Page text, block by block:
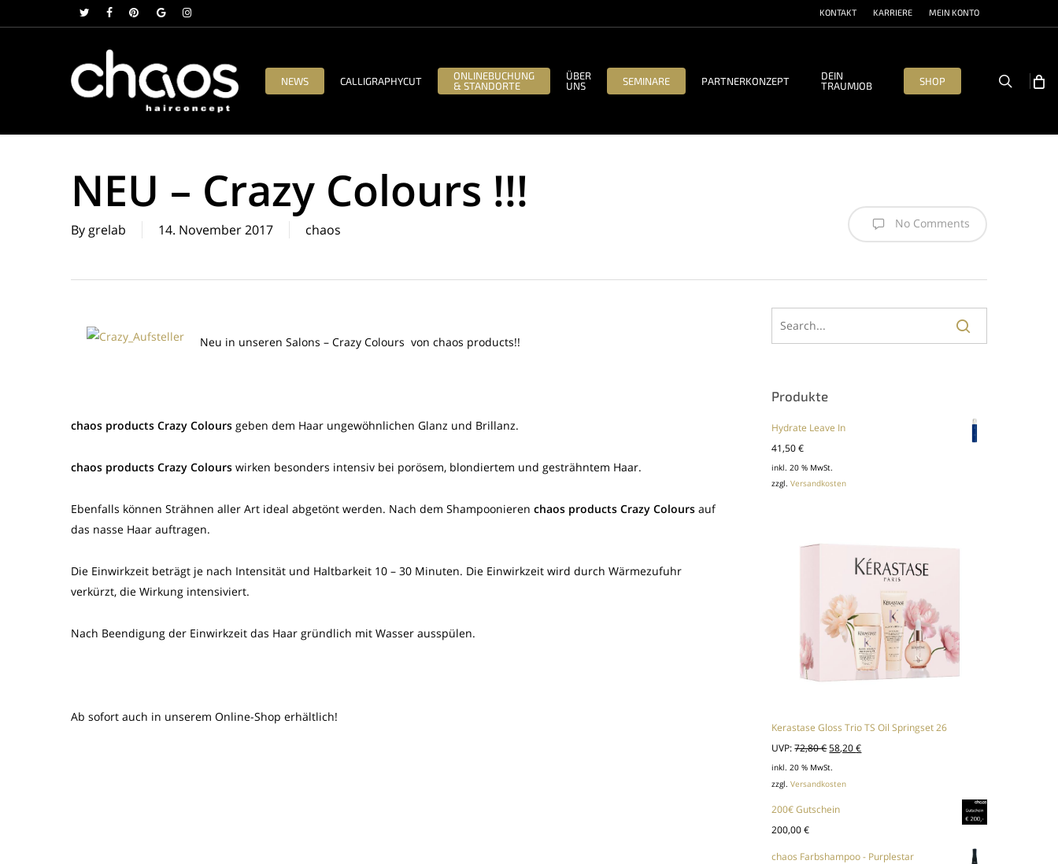
to
twitterfacebookpinterestgoogle-instagram
KONTAKT KARRIERE MEIN KONTO
NEWS CALLIGRAPHYCUT
ONLINEBUCHUNG
& STANDORTE
ÜBER
UNS
SEMINARE PARTNERKONZEPT
DEIN
TRAUMJOB
SHOP search
NEU – Crazy Colours !!!
By grelab 14. November 2017 chaos No Comments
Neu in unseren Salons – Crazy Colours von chaos products!!
chaos products Crazy Colours geben dem Haar ungewöhnlichen Glanz und Brillanz.
chaos products Crazy Colours wirken besonders intensiv bei porösem, blondiertem und gesträhntem Haar.
Ebenfalls können Strähnen aller Art ideal abgetönt werden. Nach dem Shampoonieren chaos products Crazy Colours auf
das nasse Haar auftragen.
Die Einwirkzeit beträgt je nach Intensität und Haltbarkeit 10 – 30 Minuten. Die Einwirkzeit wird durch Wärmezufuhr
verkürzt, die Wirkung intensiviert.
Nach Beendigung der Einwirkzeit das Haar gründlich mit Wasser ausspülen.
Ab sofort auch in unserem Online-Shop erhältlich!
Produkte
Hydrate Leave In
41,50€
inkl. 20 % MwSt.
zzgl.Versandkosten
Kerastase Gloss Trio TS Oil Springset 26
UVP: 72,80€ Ursprünglicher
Preis
war:
72,80 €
58,20€Aktueller
inkl. 20 % MwSt.
zzgl.Versandkosten
200€ Gutschein
200,00€
chaos Farbshampoo - Purplestar